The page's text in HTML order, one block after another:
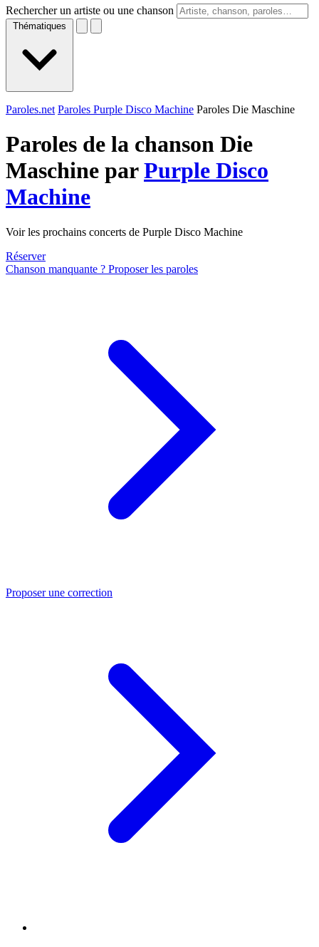
Rechercher un artiste ou une chanson
Thématiques
Paroles.net Paroles Purple Disco Machine Paroles Die Maschine
Paroles de la chanson Die
Maschine parPurple Disco
Machine
Voir les prochains concerts de Purple Disco Machine
Réserver
Chanson manquante ? Proposer les paroles
Proposer une correction